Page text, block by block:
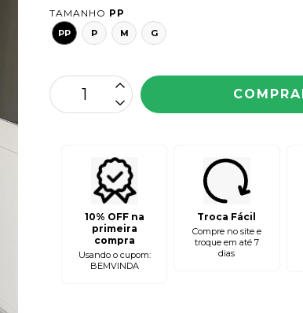
TAMANHO PP
PP P M G
10% OFF na
primeira
compra
Usando o cupom:
BEMVINDA
Troca Fácil
Compre no site e
troque em até 7
dias